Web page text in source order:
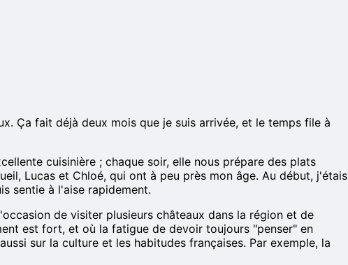
Ça fait déjà deux mois que je suis arrivée, et le temps file à
cuisinière ; chaque soir, elle nous prépare des plats
Lucas et Chloé, qui ont à peu près mon âge. Au début, j'étais
sentie à l'aise rapidement.
de visiter plusieurs châteaux dans la région et de
est fort, et où la fatigue de devoir toujours "penser" en
sur la culture et les habitudes françaises. Par exemple, la